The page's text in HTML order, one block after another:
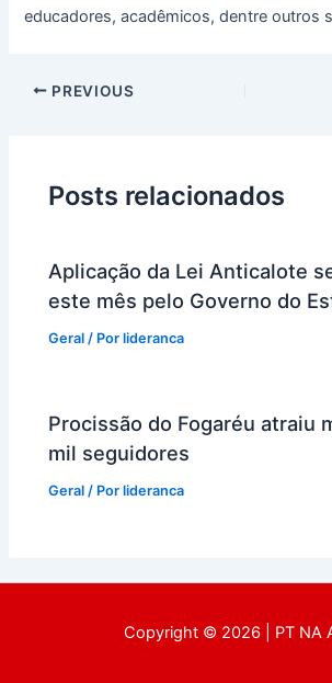
educadores, acadêmicos, dentre outros
PREVIOUS
Posts relacionados
Aplicação da Lei Anticalote
este mês pelo Governo do
Geral / Porlideranca
Procissão do Fogaréu atraiu
mil seguidores
Geral / Porlideranca
Copyright © 2026 | PT NA